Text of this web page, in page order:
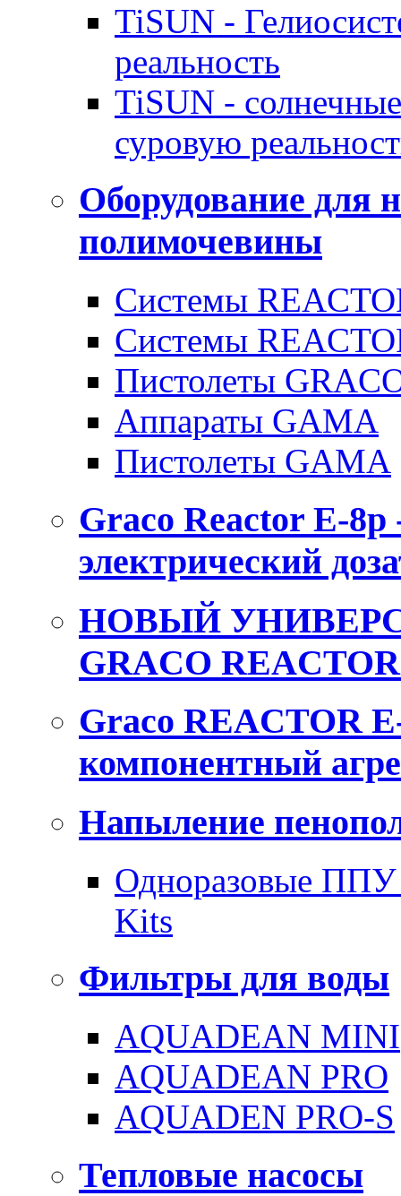
TiSUN -
реальность
TiSUN -
суровую
Оборудование
полимочевины
Системы
Системы
Пистолеты
Аппараты GAMA
Пистолеты GAMA
Graco Reactor E-
электрический
НОВЫЙ
GRACO
Graco REACTOR
компонентный
Напыление
Одноразовые ППУ
Kits
Фильтры для воды
AQUADEAN MINI
AQUADEAN PRO
AQUADEN PRO-S
Тепловые насосы